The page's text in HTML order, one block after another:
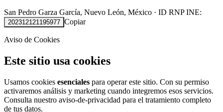
San Pedro Garza García, Nuevo León, México · ID RNP INE:
202312121195977 Copiar
Aviso de Cookies
Este sitio usa cookies
Usamos cookies esenciales para operar este sitio. Con su permiso
activaremos análisis y marketing cuando integremos esos servicios.
Consulta nuestro aviso-de-privacidad para el tratamiento completo
de tus datos.